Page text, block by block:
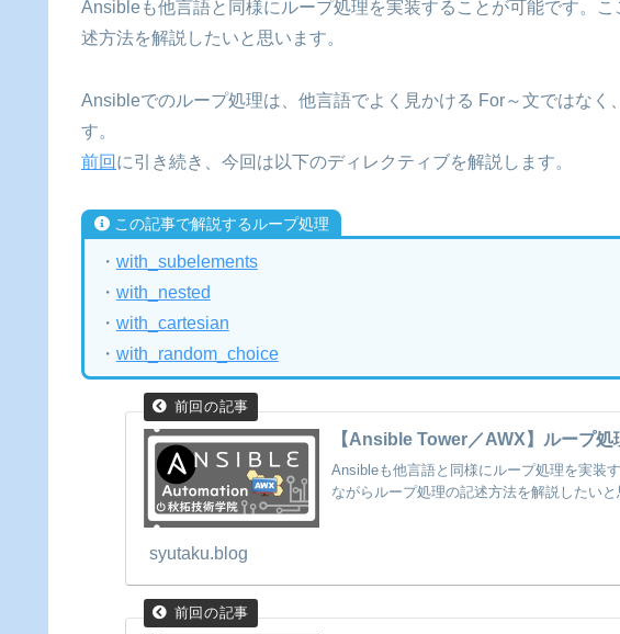
Ansibleも他言語と同様にループ処理を実装することが可能です。
述方法を解説したいと思います。
Ansibleでのループ処理は、他言語でよく見かける For～文ではなく
す。
前回 に引き続き、今回は以下のディレクティブを解説します。
この記事で解説するループ処理
・ with_subelements
・ with_nested
・ with_cartesian
・ with_random_choice
【Ansible Tower／AWX】ループ
Ansibleも他言語と同様にループ処理を実装
ながらループ処理の記述方法を解説したいと
syutaku.blog